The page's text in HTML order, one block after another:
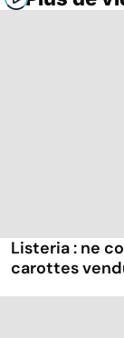
Listeria : ne
carottes